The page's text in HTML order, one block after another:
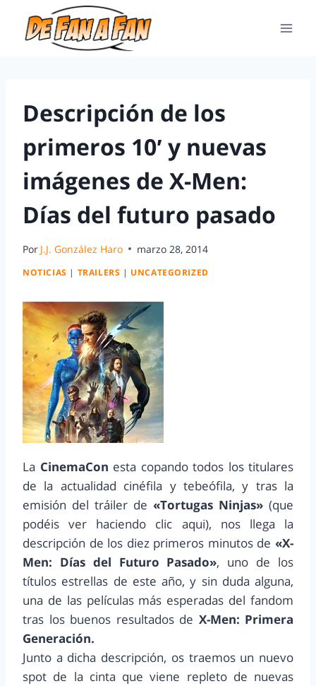
Descripción de los
primeros 10′ y nuevas
imágenes de X-Men:
Días del futuro pasado
Por J.J. González Haro marzo 28, 2014
NOTICIAS | TRAILERS | UNCATEGORIZED
La CinemaCon esta copando todos los titulares
de la actualidad cinéfila y tebeófila, y tras la
emisión del tráiler de «Tortugas Ninjas» (que
podéis ver haciendo clic aqui), nos llega la
descripción de los diez primeros minutos de «X-
Men: Días del Futuro Pasado», uno de los
títulos estrellas de este año, y sin duda alguna,
una de las películas más esperadas del fandom
tras los buenos resultados de X-Men: Primera
Generación.
Junto a dicha descripción, os traemos un nuevo
spot de la cinta que viene repleto de nuevas